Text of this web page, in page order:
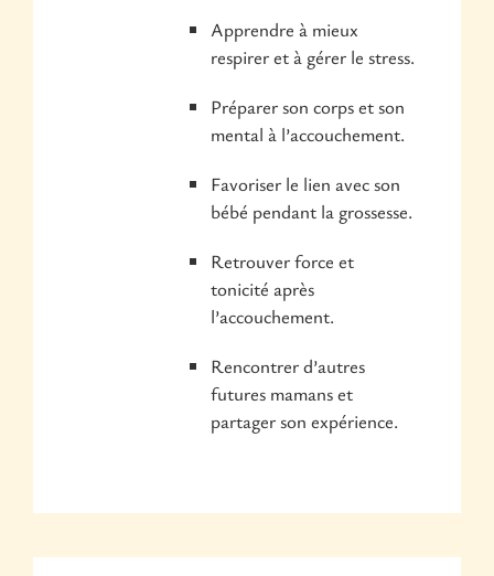
Apprendre à mieux
respirer et à gérer le stress.
Préparer son corps et son
mental à l’accouchement.
Favoriser le lien avec son
bébé pendant la grossesse.
Retrouver force et
tonicité après
l’accouchement.
Rencontrer d’autres
futures mamans et
partager son expérience.